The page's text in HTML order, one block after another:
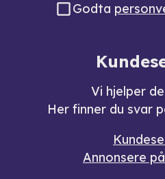
Godta
Vi hjelper
Her finner du svar
Annonsere